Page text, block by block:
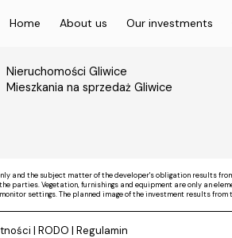
Home About us Our investments
Nieruchomości Gliwice
Mieszkania na sprzedaż Gliwice
and the subject matter of the developer's obligation results
parties. Vegetation, furnishings and equipment are only an
settings. The planned image of the investment results from
| RODO | Regulamin